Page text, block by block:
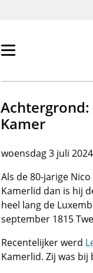
Primair
tonen/verbergen
Kamer
woensdag 3 juli
Als de 80-jarige
Kamerlid dan is hij
heel lang de
september 1815
Recentelijker werd
Kamerlid. Zij was